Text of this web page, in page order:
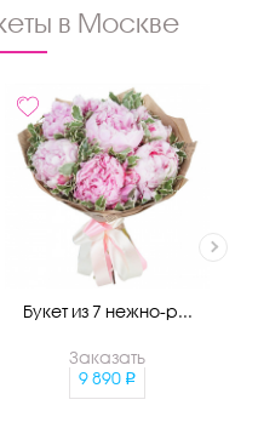
в Москве
Букет из 7 нежно-р...
Заказать
9 890